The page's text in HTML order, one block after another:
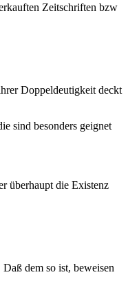
Zeitschriften bzw
Doppeldeutigkeit deckt
sind besonders geignet
überhaupt die Existenz
dem so ist, beweisen